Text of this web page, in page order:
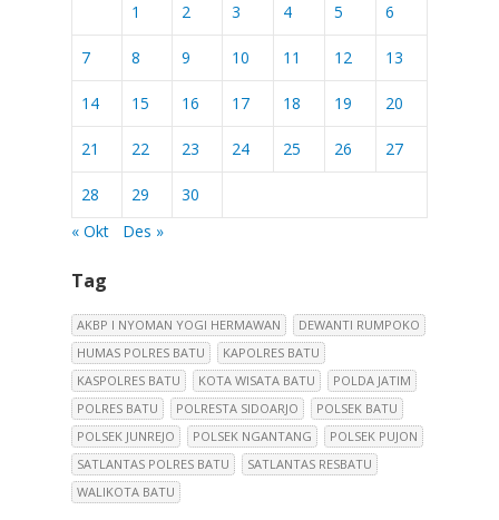
1 2 3 4 5 6
7 8 9 10 11 12 13
14 15 16 17 18 19 20
21 22 23 24 25 26 27
28 29
30
« Okt
Des »
Tag
AKBP I NYOMAN YOGI HERMAWAN
DEWANTI RUMPOKO
HUMAS POLRES BATU
KAPOLRES BATU
KASPOLRES BATU
KOTA WISATA BATU
POLDA JATIM
POLRES BATU
POLRESTA SIDOARJO
POLSEK BATU
POLSEK JUNREJO
POLSEK NGANTANG
POLSEK PUJON
SATLANTAS POLRES BATU
SATLANTAS RESBATU
WALIKOTA BATU